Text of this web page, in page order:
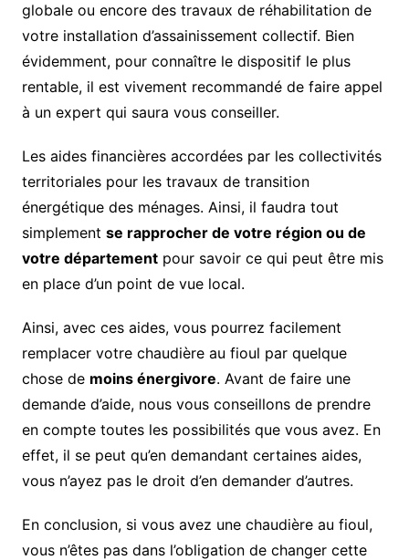
globale ou encore des travaux de réhabilitation de
votre installation d’assainissement collectif. Bien
évidemment, pour connaître le dispositif le plus
rentable, il est vivement recommandé de faire appel
à un expert qui saura vous conseiller.
Les aides financières accordées par les collectivités
territoriales pour les travaux de transition
énergétique des ménages. Ainsi, il faudra tout
simplement se rapprocher de votre région ou de
votre départementpour savoir ce qui peut être mis
en place d’un point de vue local.
Ainsi, avec ces aides, vous pourrez facilement
remplacer votre chaudière au fioul par quelque
chose de moins énergivore. Avant de faire une
demande d’aide, nous vous conseillons de prendre
en compte toutes les possibilités que vous avez. En
effet, il se peut qu’en demandant certaines aides,
vous n’ayez pas le droit d’en demander d’autres.
En conclusion, si vous avez une chaudière au fioul,
vous n’êtes pas dans l’obligation de changer cette